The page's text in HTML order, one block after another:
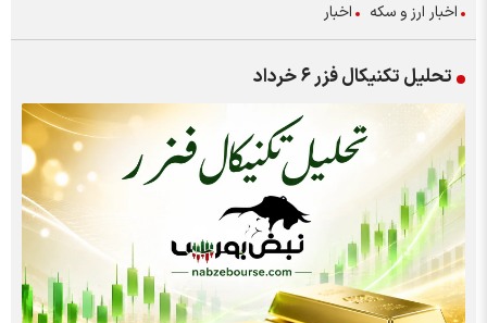
اخبار ارز و سکه اخبار
تحلیل تکنیکال فزر ۶ خرداد